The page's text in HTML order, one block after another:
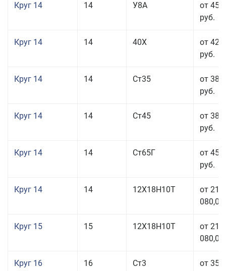
Круг 14 14 У8А
от 45
руб.
Круг 14 14 40Х
от 42
руб.
Круг 14 14 Ст35
от 38
руб.
Круг 14 14 Ст45
от 38
руб.
Круг 14 14 Ст65Г
от 45
руб.
Круг 14 14 12Х18Н10Т
от 211
080,00
Круг 15 15 12Х18Н10Т
от 211
080,00
Круг 16 16 Ст3
от 35